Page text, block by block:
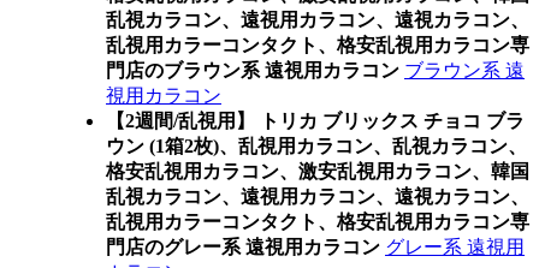
乱視カラコン、遠視用カラコン、遠視カラコン、
乱視用カラーコンタクト、格安乱視用カラコン専
門店のブラウン系 遠視用カラコン ブラウン系 遠
視用カラコン
【2週間/乱視用】 トリカ ブリックス チョコ ブラ
ウン (1箱2枚)、乱視用カラコン、乱視カラコン、
格安乱視用カラコン、激安乱視用カラコン、韓国
乱視カラコン、遠視用カラコン、遠視カラコン、
乱視用カラーコンタクト、格安乱視用カラコン専
門店のグレー系 遠視用カラコン グレー系 遠視用